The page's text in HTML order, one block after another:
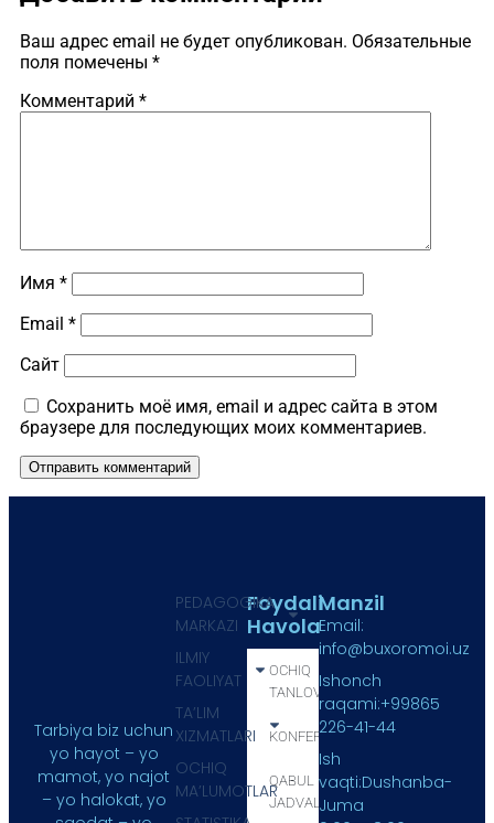
Ваш адрес email не будет опубликован. Обязательные
поля помечены *
Комментарий *
Имя *
Email *
Сайт
Сохранить моё имя, email и адрес сайта в этом
браузере для последующих моих комментариев.
Tarbiya biz uchun
yo hayot – yo
mamot, yo najot
– yo halokat, yo
Foydali
Havola
OCHIQ
TANLOV
KONFERENSIYA
QABUL
JADVALI
PEDAGOGIKA
MARKAZI
ILMIY
FAOLIYAT
TA’LIM
XIZMATLARI
OCHIQ
MA’LUMOTLAR
Manzil
Email:
info@buxoromoi.uz
Ishonch
raqami:+99865
226-41-44
Ish
vaqti:Dushanba-
Juma